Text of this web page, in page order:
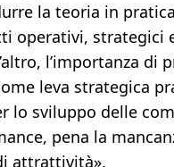
la teoria in
operativi, strategici
l’importanza di
leva strategica
lo sviluppo delle
pena la
attrattività».